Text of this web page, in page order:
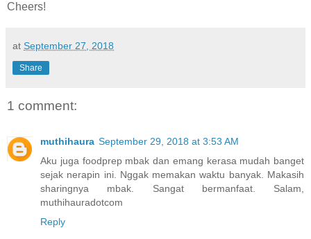
Cheers!
at September 27, 2018
Share
1 comment:
muthihaura September 29, 2018 at 3:53 AM
Aku juga foodprep mbak dan emang kerasa mudah banget
sejak nerapin ini. Nggak memakan waktu banyak. Makasih
sharingnya mbak. Sangat bermanfaat. Salam,
muthihauradotcom
Reply